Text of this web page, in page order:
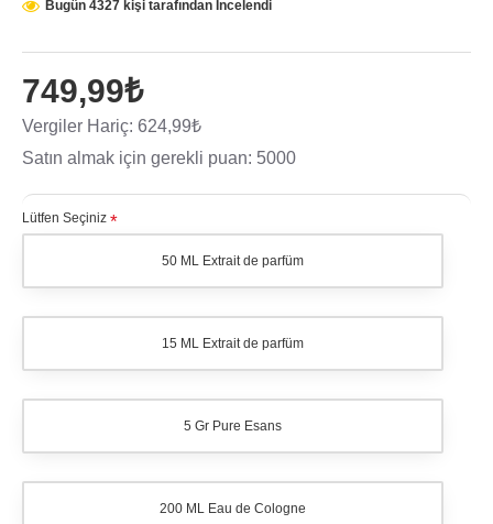
749,99₺
Vergiler Hariç: 624,99₺
Satın almak için gerekli puan: 5000
Bugün 4327 kişi tarafından İncelendi
Lütfen Seçiniz
50 ML Extrait de parfüm
15 ML Extrait de parfüm
5 Gr Pure Esans
200 ML Eau de Cologne